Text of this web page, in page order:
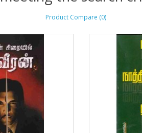
Product Compare (0)